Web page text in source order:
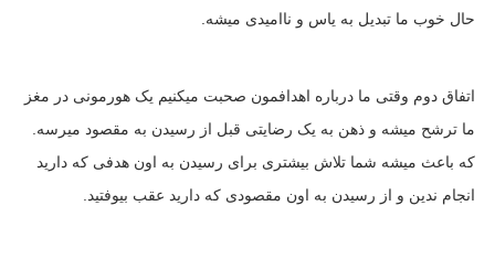
حال خوب ما تبدیل به یاس و ناامیدی میشه.
اتفاق دوم وقتی ما درباره اهدافمون صحبت میکنیم یک هورمونی در مغز
ما ترشح میشه و ذهن به یک رضایتی قبل از رسیدن به مقصود میرسه.
که باعث میشه شما تلاش بیشتری برای رسیدن به اون هدفی که دارید
انجام ندین و از رسیدن به اون مقصودی که دارید عقب بیوفتید.